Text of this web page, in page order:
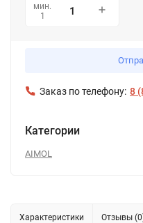
мин.
1
Заказ по телефону: 8
Категории
AIMOL
Характеристики Отзывы